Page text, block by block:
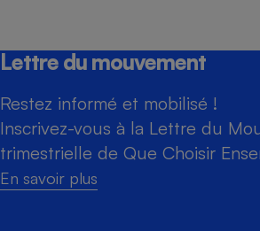
Lettre du mouvement
Restez informé et mobilisé !
Inscrivez-vous à la Lettre du
trimestrielle de Que Choisir
En savoir plus